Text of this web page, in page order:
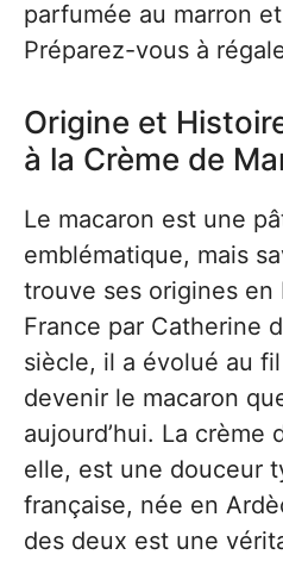
parfumée au marron
Préparez-vous à
Origine et
à la Crème de
Le macaron est une
emblématique, mais
trouve ses origines en
France par Catherine
siècle, il a évolué au
devenir le macaron
aujourd’hui. La crème
elle, est une douceur
française, née en
des deux est une